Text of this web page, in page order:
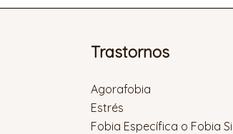
Trastornos
Agorafobia
Estrés
Fobia Específica o Fobia